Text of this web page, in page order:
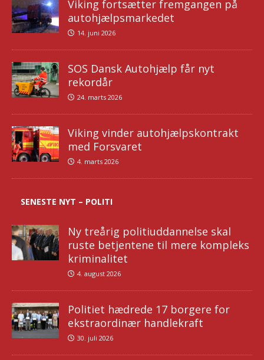
Viking fortsætter fremgangen på
autohjælpsmarkedet
14. juni 2026
SOS Dansk Autohjælp får nyt
rekordår
24. marts 2026
Viking vinder autohjælpskontrakt
med Forsvaret
4. marts 2026
SENESTE NYT – POLITI
Ny treårig politiuddannelse skal
ruste betjentene til mere kompleks
kriminalitet
4. august 2026
Politiet hædrede 17 borgere for
ekstraordinær handlekraft
30. juli 2026